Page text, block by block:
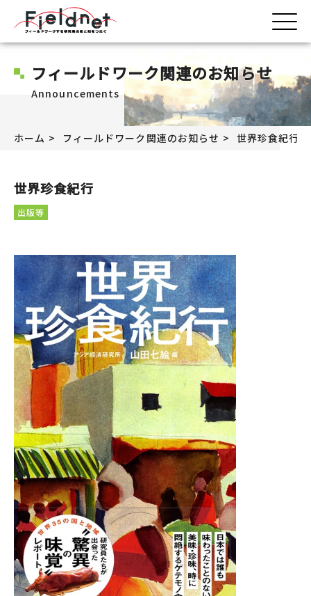
フィールドワーク関連のお知らせ
Announcements
ホーム フィールドワーク関連のお知らせ 世界珍食紀行
世界珍食紀行
出版等